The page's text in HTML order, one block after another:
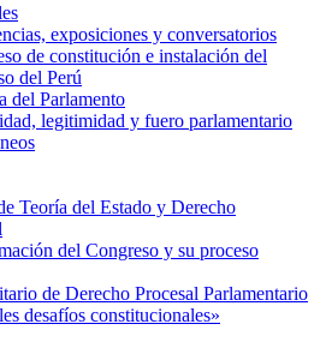
exposiciones y conversatorios
de constitución e instalación del
del Perú
del Parlamento
legitimidad y fuero parlamentario
Teoría del Estado y Derecho
del Congreso y su proceso
de Derecho Procesal Parlamentario
desafíos constitucionales»